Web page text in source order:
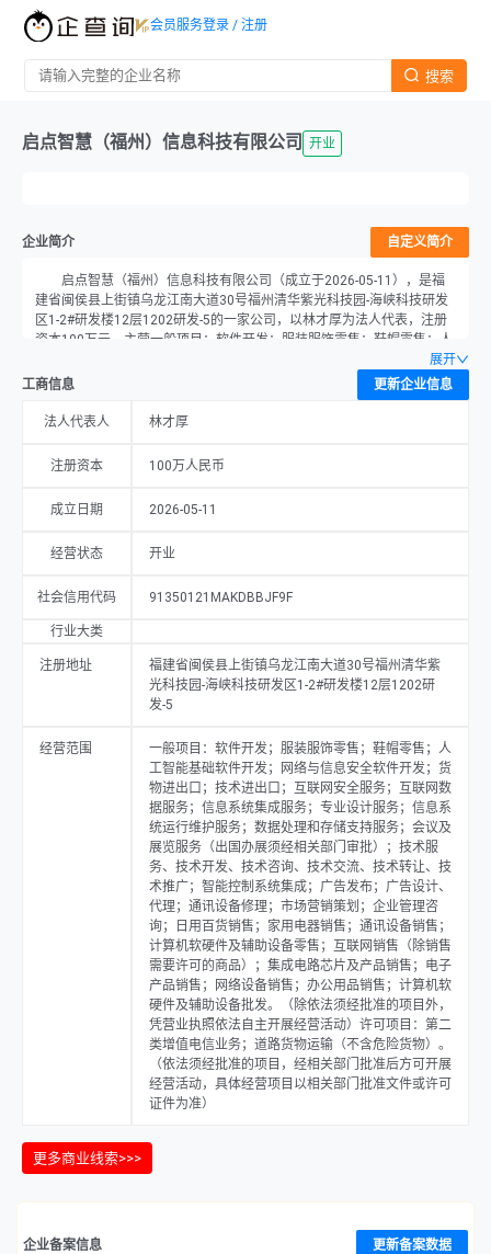
搜索
会员服务登录 / 注册
启点智慧（福州）信息科技有限公司 开业
企业简介 自定义简介
启点智慧（福州）信息科技有限公司（成立于2026-05-11），是福
建省闽侯县上街镇乌龙江南大道30号福州清华紫光科技园-海峡科技研发
区1-2#研发楼12层1202研发-5的一家公司，以林才厚为法人代表，注册
资本100万元，主营一般项目：软件开发；服装服饰零售；鞋帽零售；人
工智能基础软件开发；网络与信息安全软件开发；货物进出口；技术进出
口；互联网安全服务；互联网数据服务；信息系统集成服务；专业设计服
务；信息系统运行维护服务；数据处理和存储支持服务；会议及展览服务
（出国办展须经相关部门审批）；技术服务、技术开发、技术咨询、技术
代理；通讯设备修理；市场营销策划；企业管理咨询；日用百货销售；家
网络设备销售；办公用品销售；计算机软硬件及辅助设备批发。（除依法
类增值电信业务；道路货物运输（不含危险货物）。（依法须经批准的项
文件或许可证件为准）。
展开
工商信息
更新企业信息
法人代表人 林才厚
注册资本 100万人民币
成立日期 2026-05-11
经营状态 开业
社会信用代码 91350121MAKDBBJF9F
行业大类
注册地址
福建省闽侯县上街镇乌龙江南大道30号福州清华紫
光科技园-海峡科技研发区1-2#研发楼12层1202研
发-5
经营范围
一般项目：软件开发；服装服饰零售；鞋帽零售；人
工智能基础软件开发；网络与信息安全软件开发；货
物进出口；技术进出口；互联网安全服务；互联网数
据服务；信息系统集成服务；专业设计服务；信息系
统运行维护服务；数据处理和存储支持服务；会议及
展览服务（出国办展须经相关部门审批）；技术服
务、技术开发、技术咨询、技术交流、技术转让、技
术推广；智能控制系统集成；广告发布；广告设计、
代理；通讯设备修理；市场营销策划；企业管理咨
询；日用百货销售；家用电器销售；通讯设备销售；
计算机软硬件及辅助设备零售；互联网销售（除销售
需要许可的商品）；集成电路芯片及产品销售；电子
产品销售；网络设备销售；办公用品销售；计算机软
硬件及辅助设备批发。（除依法须经批准的项目外，
凭营业执照依法自主开展经营活动）许可项目：第二
类增值电信业务；道路货物运输（不含危险货物）。
（依法须经批准的项目，经相关部门批准后方可开展
经营活动，具体经营项目以相关部门批准文件或许可
证件为准）
更多商业线索>>>
企业备案信息 更新备案数据